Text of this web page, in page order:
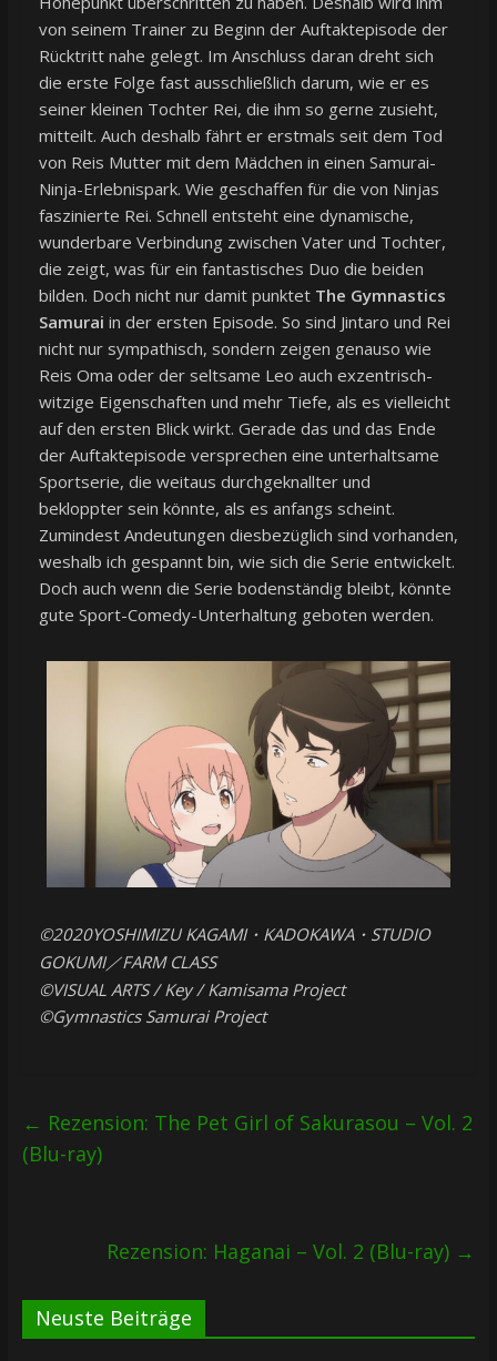
von seinem Trainer zu Beginn der Auftaktepisode der
Rücktritt nahe gelegt. Im Anschluss daran dreht sich
die erste Folge fast ausschließlich darum, wie er es
seiner kleinen Tochter Rei, die ihm so gerne zusieht,
mitteilt. Auch deshalb fährt er erstmals seit dem Tod
von Reis Mutter mit dem Mädchen in einen Samurai-
Ninja-Erlebnispark. Wie geschaffen für die von Ninjas
faszinierte Rei. Schnell entsteht eine dynamische,
wunderbare Verbindung zwischen Vater und Tochter,
die zeigt, was für ein fantastisches Duo die beiden
bilden. Doch nicht nur damit punktet The Gymnastics
Samurai in der ersten Episode. So sind Jintaro und Rei
nicht nur sympathisch, sondern zeigen genauso wie
Reis Oma oder der seltsame Leo auch exzentrisch-
witzige Eigenschaften und mehr Tiefe, als es vielleicht
auf den ersten Blick wirkt. Gerade das und das Ende
der Auftaktepisode versprechen eine unterhaltsame
Sportserie, die weitaus durchgeknallter und
bekloppter sein könnte, als es anfangs scheint.
Zumindest Andeutungen diesbezüglich sind vorhanden,
weshalb ich gespannt bin, wie sich die Serie entwickelt.
Doch auch wenn die Serie bodenständig bleibt, könnte
gute Sport-Comedy-Unterhaltung geboten werden.
©2020YOSHIMIZU KAGAMI・ KADOKAWA・ STUDIO
GOKUMI／FARM CLASS
©VISUAL ARTS / Key / Kamisama Project
©Gymnastics Samurai Project
← Rezension: The Pet Girl of Sakurasou – Vol. 2
(Blu-ray)
Rezension: Haganai – Vol. 2 (Blu-ray) →
Neuste Beiträge